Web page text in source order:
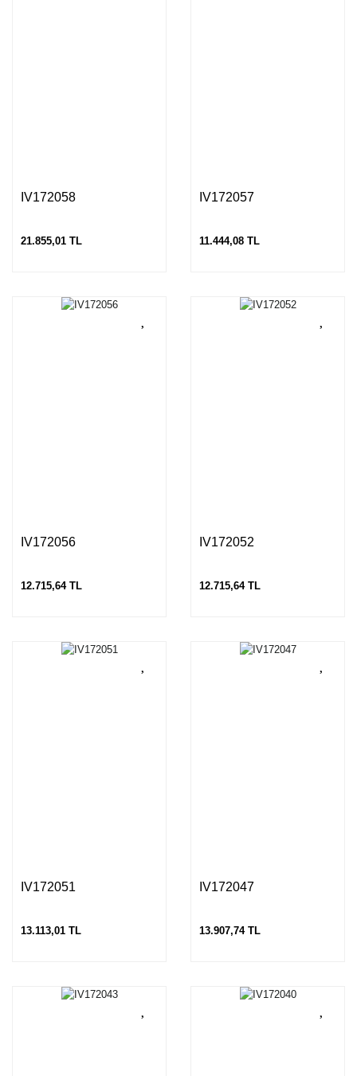
IV172058
21.855,01 TL
IV172057
11.444,08 TL
IV172056
12.715,64 TL
IV172052
12.715,64 TL
IV172051
13.113,01 TL
IV172047
13.907,74 TL